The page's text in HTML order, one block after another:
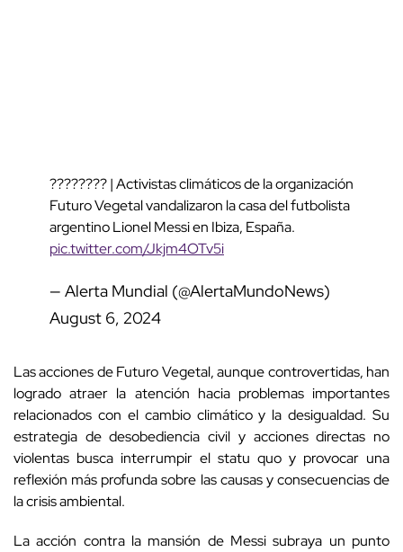
???????? | Activistas climáticos de la organización
Futuro Vegetal vandalizaron la casa del futbolista
argentino Lionel Messi en Ibiza, España.
pic.twitter.com/Jkjm4OTv5i
— Alerta Mundial (@AlertaMundoNews)
August 6, 2024
Las acciones de Futuro Vegetal, aunque controvertidas, han
logrado atraer la atención hacia problemas importantes
relacionados con el cambio climático y la desigualdad. Su
estrategia de desobediencia civil y acciones directas no
violentas busca interrumpir el statu quo y provocar una
reflexión más profunda sobre las causas y consecuencias de
la crisis ambiental.
La acción contra la mansión de Messi subraya un punto